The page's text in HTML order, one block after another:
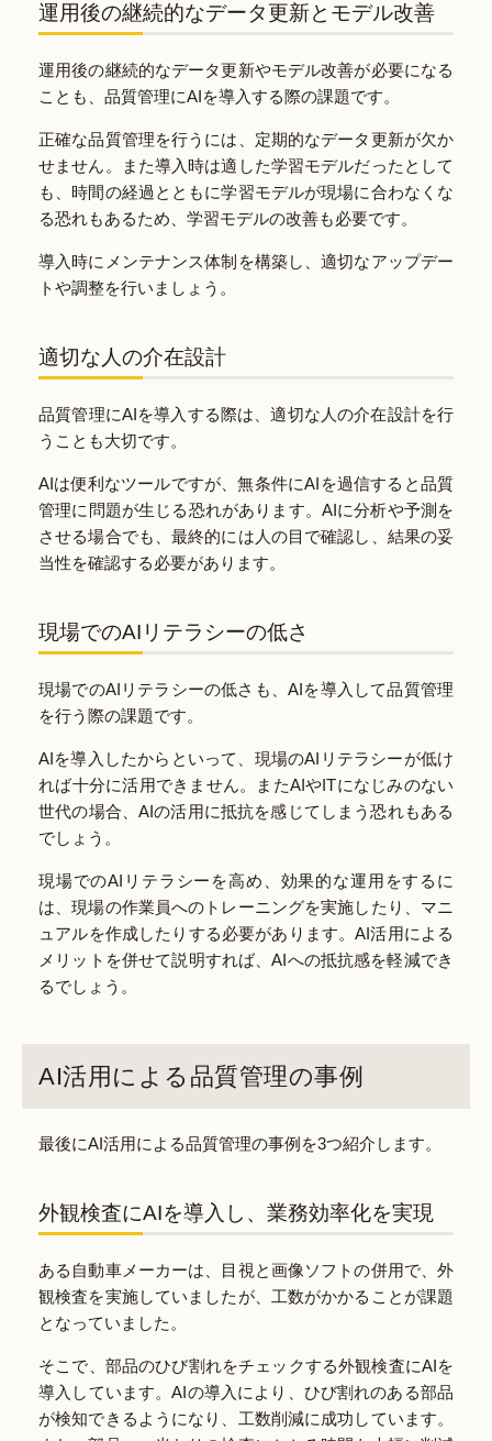
運用後の継続的なデータ更新とモデル改善
運用後の継続的なデータ更新やモデル改善が必要になる
ことも、品質管理にAIを導入する際の課題です。
正確な品質管理を行うには、定期的なデータ更新が欠か
せません。また導入時は適した学習モデルだったとして
も、時間の経過とともに学習モデルが現場に合わなくな
る恐れもあるため、学習モデルの改善も必要です。
導入時にメンテナンス体制を構築し、適切なアップデー
トや調整を行いましょう。
適切な人の介在設計
品質管理にAIを導入する際は、適切な人の介在設計を行
うことも大切です。
AIは便利なツールですが、無条件にAIを過信すると品質
管理に問題が生じる恐れがあります。AIに分析や予測を
させる場合でも、最終的には人の目で確認し、結果の妥
当性を確認する必要があります。
現場でのAIリテラシーの低さ
現場でのAIリテラシーの低さも、AIを導入して品質管理
を行う際の課題です。
AIを導入したからといって、現場のAIリテラシーが低け
れば十分に活用できません。またAIやITになじみのない
世代の場合、AIの活用に抵抗を感じてしまう恐れもある
でしょう。
現場でのAIリテラシーを高め、効果的な運用をするに
は、現場の作業員へのトレーニングを実施したり、マニ
ュアルを作成したりする必要があります。AI活用による
メリットを併せて説明すれば、AIへの抵抗感を軽減でき
るでしょう。
AI活用による品質管理の事例
最後にAI活用による品質管理の事例を3つ紹介します。
外観検査にAIを導入し、業務効率化を実現
ある自動車メーカーは、目視と画像ソフトの併用で、外
観検査を実施していましたが、工数がかかることが課題
となっていました。
そこで、部品のひび割れをチェックする外観検査にAIを
導入しています。AIの導入により、ひび割れのある部品
が検知できるようになり、工数削減に成功しています。